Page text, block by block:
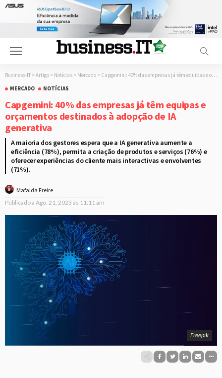
Business-IT > Artigo > Notícias > Mercado > Capgemini: 40% das empresas já têm equipas e orçamentos destinados à adopção de IA generativa
MERCADO
NOTÍCIAS
Capgemini: 40% das empresas já têm equipas e
orçamentos destinados à adopção de IA
generativa
A maioria dos gestores espera que a IA generativa aumente a
eficiência (78%), permita a criação de produtos e serviços (76%) e
oferecer experiências do cliente mais interactivas e envolventes
(71%).
Mafalda Freire
Publicado a Ago. 21, 2023 às 11:11 am
Freepik